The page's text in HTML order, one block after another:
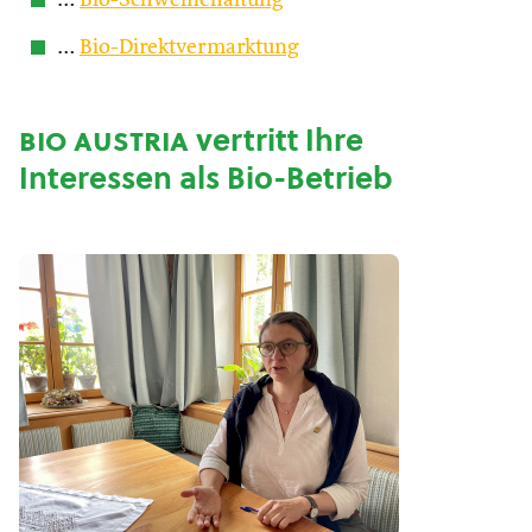
… Bio-Direktvermarktung
bio austriavertritt Ihre
Interessen als Bio-Betrieb